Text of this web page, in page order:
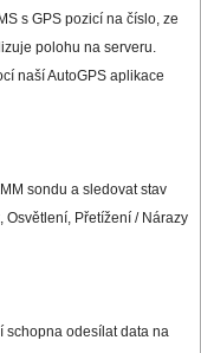
s GPS pozicí na číslo, ze
polohu na serveru.
naší AutoGPS aplikace
sondu a sledovat stav
Osvětlení, Přetížení / Nárazy
schopna odesílat data na